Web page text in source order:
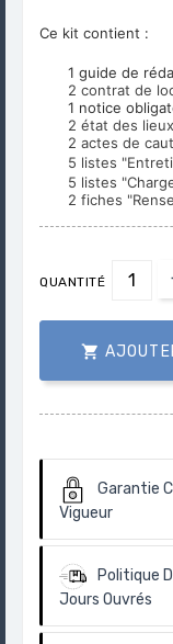
Ce kit contient :
1 guide de
2 contrat de
1 notice
2 état des
2 actes de
5 listes
5 listes
2 fiches
QUANTITÉ

Garantie
Vigueur
Politique
Jours Ouvrés